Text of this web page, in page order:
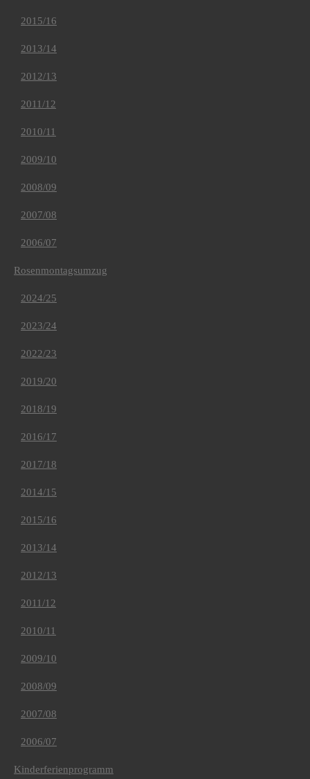
2015/16
2013/14
2012/13
2011/12
2010/11
2009/10
2008/09
2007/08
2006/07
Rosenmontagsumzug
2024/25
2023/24
2022/23
2019/20
2018/19
2016/17
2017/18
2014/15
2015/16
2013/14
2012/13
2011/12
2010/11
2009/10
2008/09
2007/08
2006/07
Kinderferienprogramm